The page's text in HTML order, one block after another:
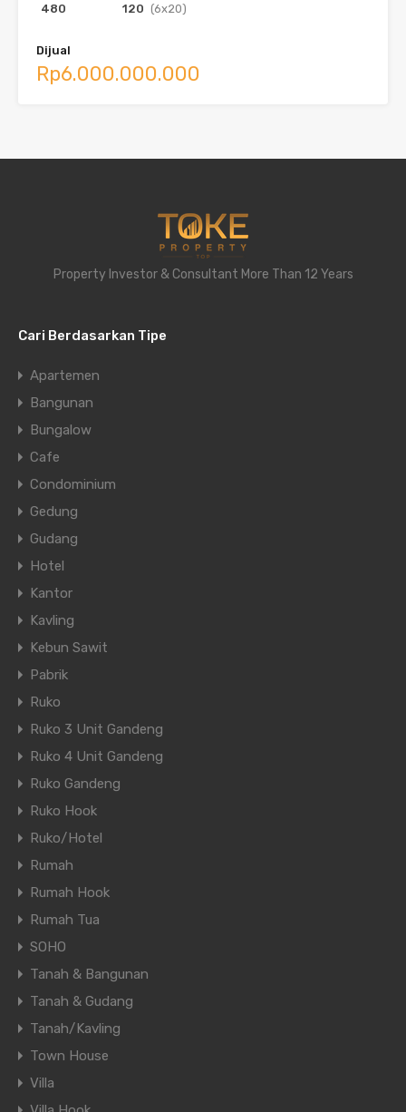
480
120 (6x20)
Dijual
Rp6.000.000.000
Property Investor & Consultant More Than 12 Years
Cari Berdasarkan Tipe
Apartemen
Bangunan
Bungalow
Cafe
Condominium
Gedung
Gudang
Hotel
Kantor
Kavling
Kebun Sawit
Pabrik
Ruko
Ruko 3 Unit Gandeng
Ruko 4 Unit Gandeng
Ruko Gandeng
Ruko Hook
Ruko/Hotel
Rumah
Rumah Hook
Rumah Tua
SOHO
Tanah & Bangunan
Tanah & Gudang
Tanah/Kavling
Town House
Villa